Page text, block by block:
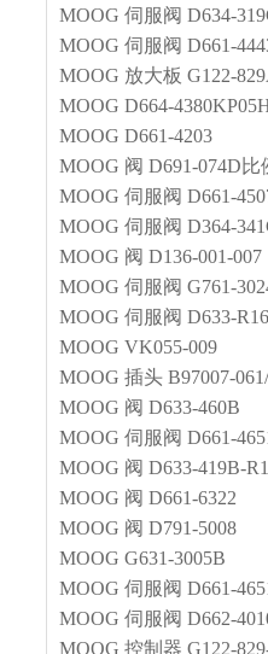
MOOG 伺服阀 D634-
MOOG 伺服阀 D661-
MOOG 放大板 G122-
MOOG D664-
MOOG D661-4203
MOOG 阀 D691-074D比
MOOG 伺服阀 D661-
MOOG 伺服阀 D364-
MOOG 阀 D136-001-007
MOOG 伺服阀 G761-
MOOG 伺服阀 D633-
MOOG VK055-009
MOOG 插头 B97007-
MOOG 阀 D633-460B
MOOG 伺服阀 D661-
MOOG 阀 D633-419B-
MOOG 阀 D661-6322
MOOG 阀 D791-5008
MOOG G631-3005B
MOOG 伺服阀 D661-
MOOG 伺服阀 D662-
MOOG 控制器 G122-